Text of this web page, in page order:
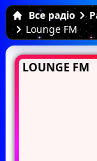
Все радіо
Lounge FM
LOUNGE FM